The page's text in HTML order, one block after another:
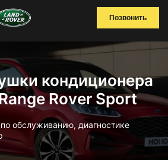
Позвонить
кондиционера
Rover Sport
обслуживанию, диагностике